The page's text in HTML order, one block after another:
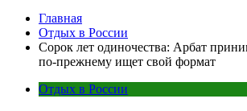
Главная
Отдых в России
Сорок лет одиночества: Арбат
по-прежнему ищет свой формат
Отдых в России